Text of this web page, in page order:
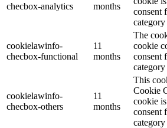
checbox-analytics
months
consent
cookielawinfo-
checbox-functional
11
months
The
cookie
consent
cookielawinfo-
checbox-others
11
months
This
Cookie
cookie
consent